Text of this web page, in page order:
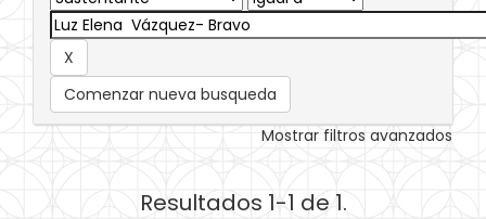
Comenzar nueva busqueda
Mostrar filtros avanzados
Resultados 1-1 de 1.